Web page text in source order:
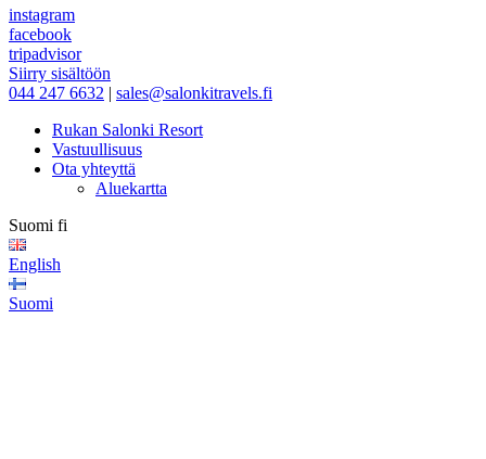
instagram
facebook
tripadvisor
Siirry sisältöön
044 247 6632 | sales@salonkitravels.fi
Rukan Salonki Resort
Vastuullisuus
Ota yhteyttä
Aluekartta
Suomi fi
English
Suomi